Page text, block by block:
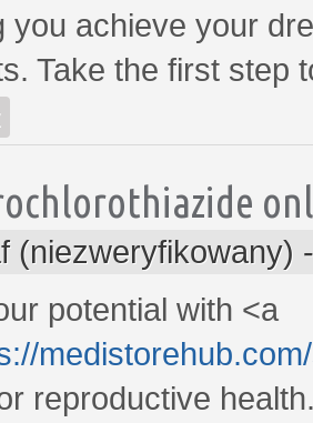
you achieve your
Take the first step
(niezweryfikowany)
potential with <a
reproductive